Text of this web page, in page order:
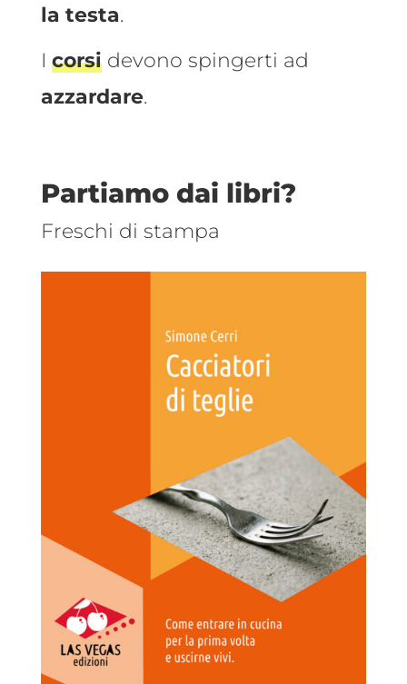
la testa.
I corsidevono spingerti ad
azzardare.
Partiamo dai libri?
Freschi di stampa